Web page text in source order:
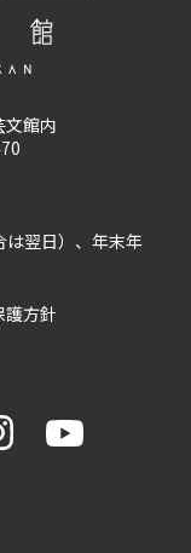
館内
翌日）、 年末年
護方針